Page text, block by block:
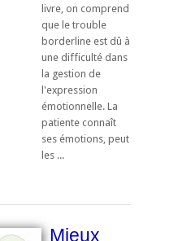
livre, on comprend
que le trouble
borderline est dû à
une difficulté dans
la gestion de
l'expression
émotionnelle. La
patiente connaît
ses émotions, peut
les ...
Mieux